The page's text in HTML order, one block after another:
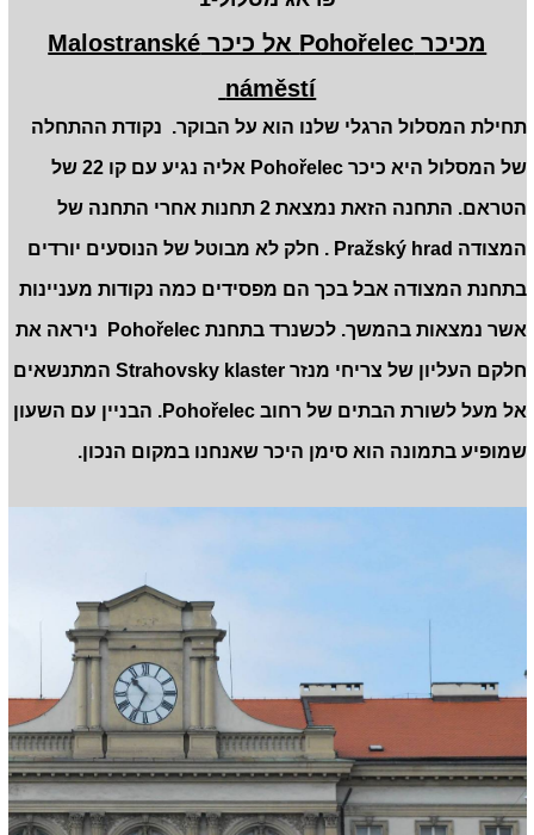
מכיכר Pohořelec אל כיכר Malostranské
náměstí
תחילת המסלול הרגלי שלנו הוא על הבוקר. נקודת ההתחלה
של המסלול היא כיכר Pohořelec אליה נגיע עם קו 22 של
הטראם. התחנה הזאת נמצאת 2 תחנות אחרי התחנה של
המצודה Pražský hrad . חלק לא מבוטל של הנוסעים יורדים
בתחנת המצודה אבל בכך הם מפסידים כמה נקודות מעניינות
אשר נמצאות בהמשך. לכשנרד בתחנת Pohořelec ניראה את
חלקם העליון של צריחי מנזר Strahovsky klaster המתנשאים
אל מעל לשורת הבתים של רחוב Pohořelec. הבניין עם השעון
שמופיע בתמונה הוא סימן היכר שאנחנו במקום הנכון.